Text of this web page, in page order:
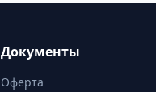
Документы
Оферта